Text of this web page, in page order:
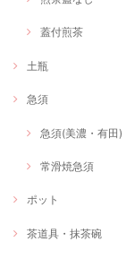
蓋付煎茶
土瓶
急須
急須(美濃・有田)
常滑焼急須
ポット
茶道具・抹茶碗